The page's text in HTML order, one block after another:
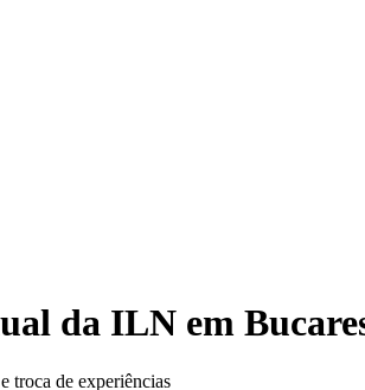
da ILN em
troca de experiências